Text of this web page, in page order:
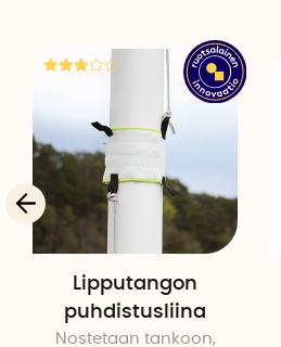
Lipputangon
puhdistusliina
Nostetaan tankoon,